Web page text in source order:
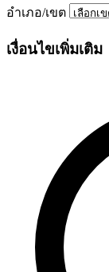
อำเภอ/เขต
เงื่อนไขเพิ่มเติม